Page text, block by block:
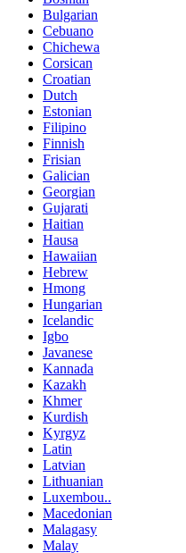
Bulgarian
Cebuano
Chichewa
Corsican
Croatian
Dutch
Estonian
Filipino
Finnish
Frisian
Galician
Georgian
Gujarati
Haitian
Hausa
Hawaiian
Hebrew
Hmong
Hungarian
Icelandic
Igbo
Javanese
Kannada
Kazakh
Khmer
Kurdish
Kyrgyz
Latin
Latvian
Lithuanian
Luxembou..
Macedonian
Malagasy
Malay